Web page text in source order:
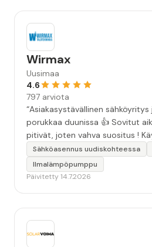
Wirmax
Uusimaa
4.6
797 arviota
“Asiakasystävällinen sähköyritys
porukkaa duunissa 👍 Sovitut aikataulut asenuksille
pitivät, joten vahva suositus !
seuraavallakin kerralla!”
Sähköasennus uudiskohteessa
Ilmalämpöpumppu
Päivitetty 14.7.2026